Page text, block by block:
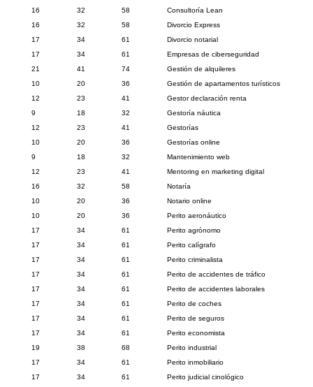
16
32 58
Consultoría Lean
16
32 58
Divorcio Express
17
34 61
Divorcio notarial
17
34 61
Empresas de ciberseguridad
21
41 74
Gestión de alquileres
10
20 36
Gestión de apartamentos turísticos
12
23 41
Gestor declaración renta
9
18 32
Gestoría náutica
12
23 41
Gestorías
10
20 36
Gestorías online
9
18 32
Mantenimiento web
12
23 41
Mentoring en marketing digital
16
32 58
Notaría
10
20 36
Notario online
10
20 36
Perito aeronáutico
17
34 61
Perito agrónomo
17
34 61
Perito calígrafo
17
34 61
Perito criminalista
17
34 61
Perito de accidentes de tráfico
17
34 61
Perito de accidentes laborales
17
34 61
Perito de coches
17
34 61
Perito de seguros
17
34 61
Perito economista
19
38 68
Perito industrial
17
34 61
Perito inmobiliario
17
34 61
Perito judicial cinológico